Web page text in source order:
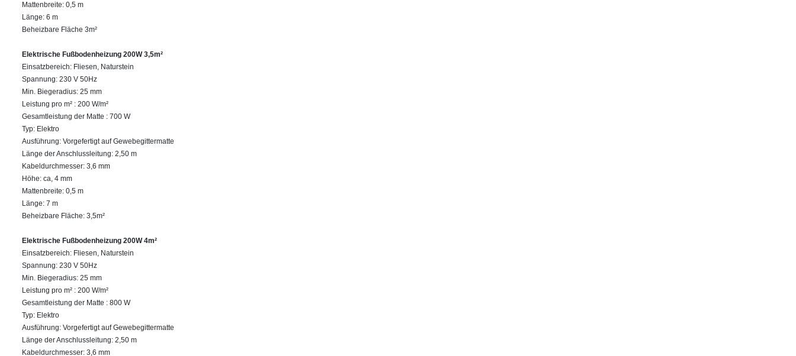
Mattenbreite: 0,5 m
Länge: 6 m
Beheizbare Fläche 3m²
Elektrische Fußbodenheizung 200W 3,5m²
Einsatzbereich: Fliesen, Naturstein
Spannung: 230 V 50Hz
Min. Biegeradius: 25 mm
Leistung pro m² : 200 W/m²
Gesamtleistung der Matte : 700 W
Typ: Elektro
Ausführung: Vorgefertigt auf Gewebegittermatte
Länge der Anschlussleitung: 2,50 m
Kabeldurchmesser: 3,6 mm
Höhe: ca, 4 mm
Mattenbreite: 0,5 m
Länge: 7 m
Beheizbare Fläche: 3,5m²
Elektrische Fußbodenheizung 200W 4m²
Einsatzbereich: Fliesen, Naturstein
Spannung: 230 V 50Hz
Min. Biegeradius: 25 mm
Leistung pro m² : 200 W/m²
Gesamtleistung der Matte : 800 W
Typ: Elektro
Ausführung: Vorgefertigt auf Gewebegittermatte
Länge der Anschlussleitung: 2,50 m
Kabeldurchmesser: 3,6 mm